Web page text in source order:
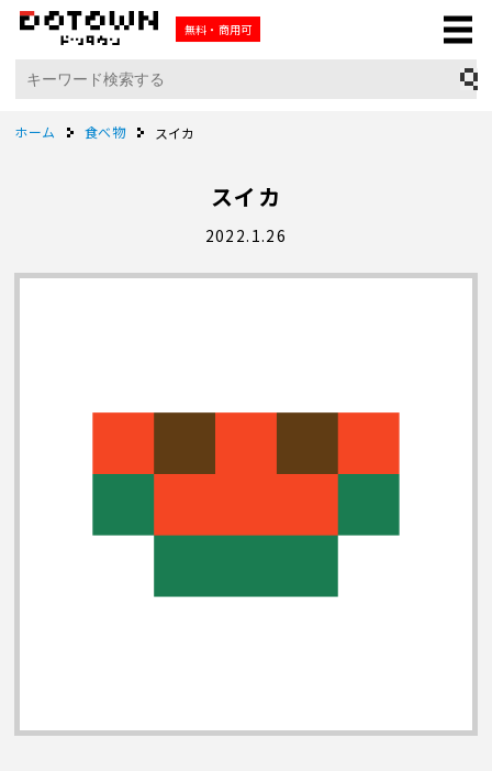
無料・商用可
ホーム 食べ物 スイカ
スイカ
2022.1.26